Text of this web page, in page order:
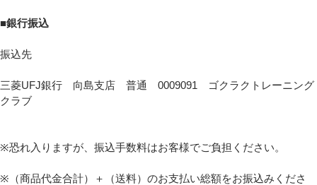
■銀行振込
振込先
三菱UFJ銀行 向島支店 普通 0009091 ゴクラクトレーニング
クラブ
※恐れ入りますが、振込手数料はお客様でご負担ください。
※（商品代金合計）＋（送料）のお支払い総額をお振込みくださ